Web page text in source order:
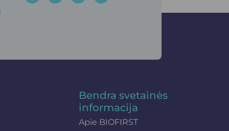
Bendra svetainės
informacija
Apie BIOFIRST